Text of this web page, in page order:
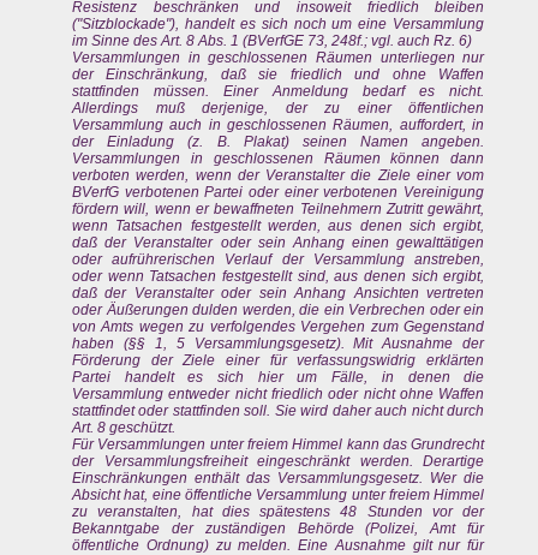
Resistenz beschränken und insoweit friedlich bleiben
("Sitzblockade"), handelt es sich noch um eine Versammlung
im Sinne des Art. 8 Abs. 1 (BVerfGE 73, 248f.; vgl. auch Rz. 6)
Versammlungen in geschlossenen Räumen unterliegen nur
der Einschränkung, daß sie friedlich und ohne Waffen
stattfinden müssen. Einer Anmeldung bedarf es nicht.
Allerdings muß derjenige, der zu einer öffentlichen
Versammlung auch in geschlossenen Räumen, auffordert, in
der Einladung (z. B. Plakat) seinen Namen angeben.
Versammlungen in geschlossenen Räumen können dann
verboten werden, wenn der Veranstalter die Ziele einer vom
BVerfG verbotenen Partei oder einer verbotenen Vereinigung
fördern will, wenn er bewaffneten Teilnehmern Zutritt gewährt,
wenn Tatsachen festgestellt werden, aus denen sich ergibt,
daß der Veranstalter oder sein Anhang einen gewalttätigen
oder aufrührerischen Verlauf der Versammlung anstreben,
oder wenn Tatsachen festgestellt sind, aus denen sich ergibt,
daß der Veranstalter oder sein Anhang Ansichten vertreten
oder Äußerungen dulden werden, die ein Verbrechen oder ein
von Amts wegen zu verfolgendes Vergehen zum Gegenstand
haben (§§ 1, 5 Versammlungsgesetz). Mit Ausnahme der
Förderung der Ziele einer für verfassungswidrig erklärten
Partei handelt es sich hier um Fälle, in denen die
Versammlung entweder nicht friedlich oder nicht ohne Waffen
stattfindet oder stattfinden soll. Sie wird daher auch nicht durch
Art. 8 geschützt.
Für Versammlungen unter freiem Himmel kann das Grundrecht
der Versammlungsfreiheit eingeschränkt werden. Derartige
Einschränkungen enthält das Versammlungsgesetz. Wer die
Absicht hat, eine öffentliche Versammlung unter freiem Himmel
zu veranstalten, hat dies spätestens 48 Stunden vor der
Bekanntgabe der zuständigen Behörde (Polizei, Amt für
öffentliche Ordnung) zu melden. Eine Ausnahme gilt nur für